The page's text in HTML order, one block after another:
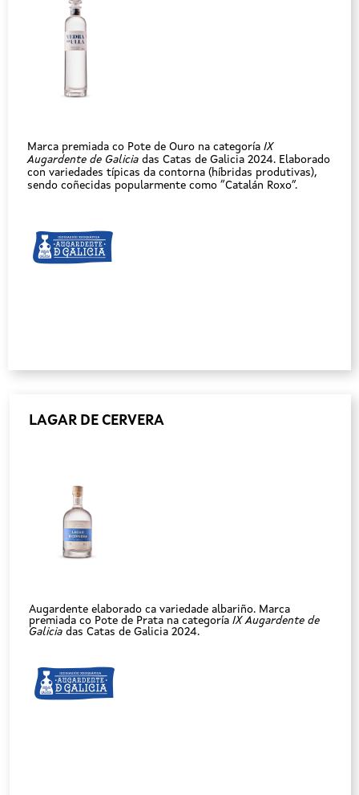
Marca premiada co Pote de Ouro na categoría IX
Augardente de Galicia das Catas de Galicia 2024. Elaborado
con variedades típicas da contorna (híbridas produtivas),
sendo coñecidas popularmente como “Catalán Roxo”.
LAGAR DE CERVERA
Augardente elaborado ca variedade albariño. Marca
premiada co Pote de Prata na categoría IX Augardente de
Galicia das Catas de Galicia 2024.